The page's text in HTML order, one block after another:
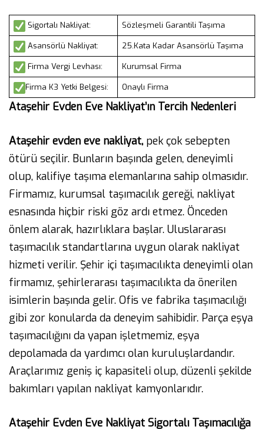
Sigortalı Nakliyat: Sözleşmeli Garantili Taşıma
Asansörlü Nakliyat: 25.Kata Kadar Asansörlü Taşıma
Firma Vergi Levhası: Kurumsal Firma
Firma K3 Yetki Belgesi: Onaylı Firma
Ataşehir Evden Eve Nakliyat’ın Tercih Nedenleri
Ataşehir evden eve nakliyat, pek çok sebepten
ötürü seçilir. Bunların başında gelen, deneyimli
olup, kalifiye taşıma elemanlarına sahip olmasıdır.
Firmamız, kurumsal taşımacılık gereği, nakliyat
esnasında hiçbir riski göz ardı etmez. Önceden
önlem alarak, hazırlıklara başlar. Uluslararası
taşımacılık standartlarına uygun olarak nakliyat
hizmeti verilir. Şehir içi taşımacılıkta deneyimli olan
firmamız, şehirlerarası taşımacılıkta da önerilen
isimlerin başında gelir. Ofis ve fabrika taşımacılığı
gibi zor konularda da deneyim sahibidir. Parça eşya
taşımacılığını da yapan işletmemiz, eşya
depolamada da yardımcı olan kuruluşlardandır.
Araçlarımız geniş iç kapasiteli olup, düzenli şekilde
bakımları yapılan nakliyat kamyonlarıdır.
Ataşehir Evden Eve Nakliyat Sigortalı Taşımacılığa